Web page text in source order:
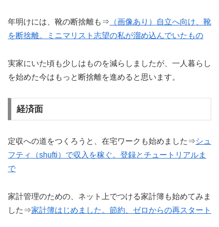
年明けには、靴の断捨離も⇒ （画像あり）自立へ向け、靴
を断捨離。ミニマリスト志望の私が溜め込んでいたもの
実家にいた頃も少しはものを減らしましたが、一人暮らし
を始めた今はもっと断捨離を進めると思います。
経済面
定収への道をつくろうと、在宅ワークも始めました⇒シュ
フティ（shufti）で収入を稼ぐ。登録とチュートリアルま
で
家計管理のための、ネット上でつける家計簿も始めてみま
した⇒家計簿はじめました。節約、ゼロからの再スタート